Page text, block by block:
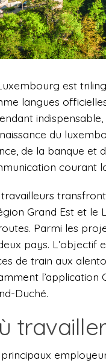
est
langues
du
de la banque et
courant
Grand Est et le
Parmi les
pays. L’objectif
de train aux
l’application
Duché.
travailler